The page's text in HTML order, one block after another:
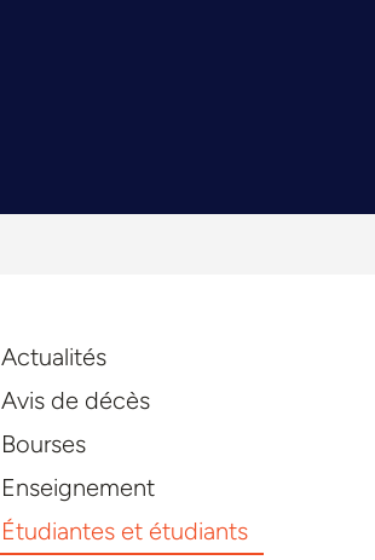
Actualités
Avis de décès
Bourses
Enseignement
Étudiantes et étudiants